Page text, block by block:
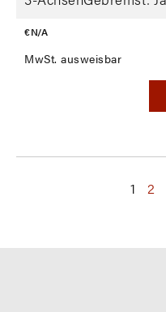
€ N/A
MwSt. ausweisbar
1 2